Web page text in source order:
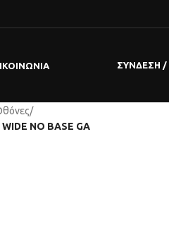
ΣΎΝΔΕΣΗ /
/
NO BASE GA